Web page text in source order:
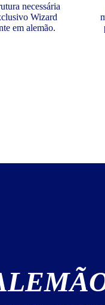
necessária
Wizard
em alemão.